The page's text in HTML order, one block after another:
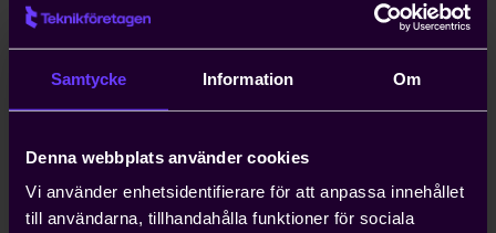
Samtycke Information Om
Denna webbplats använder cookies
Vi använder enhetsidentifierare för att anpassa innehållet
till användarna, tillhandahålla funktioner för sociala
Kompetensförsörjning är ett växande
problem för entreprenörer, och att
till ett år. Teknikföretagen kan ordna
arbetstillstånd på tio dagar.
Hjälp med att driva viktiga
näringspolitiska frågor